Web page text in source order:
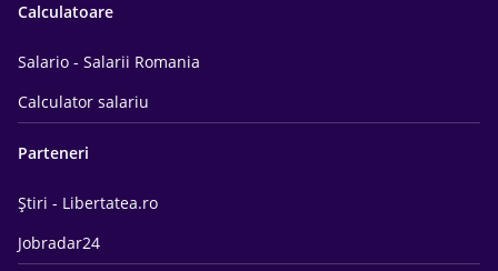
Calculatoare
Salario - Salarii Romania
Calculator salariu
Parteneri
Știri - Libertatea.ro
Jobradar24